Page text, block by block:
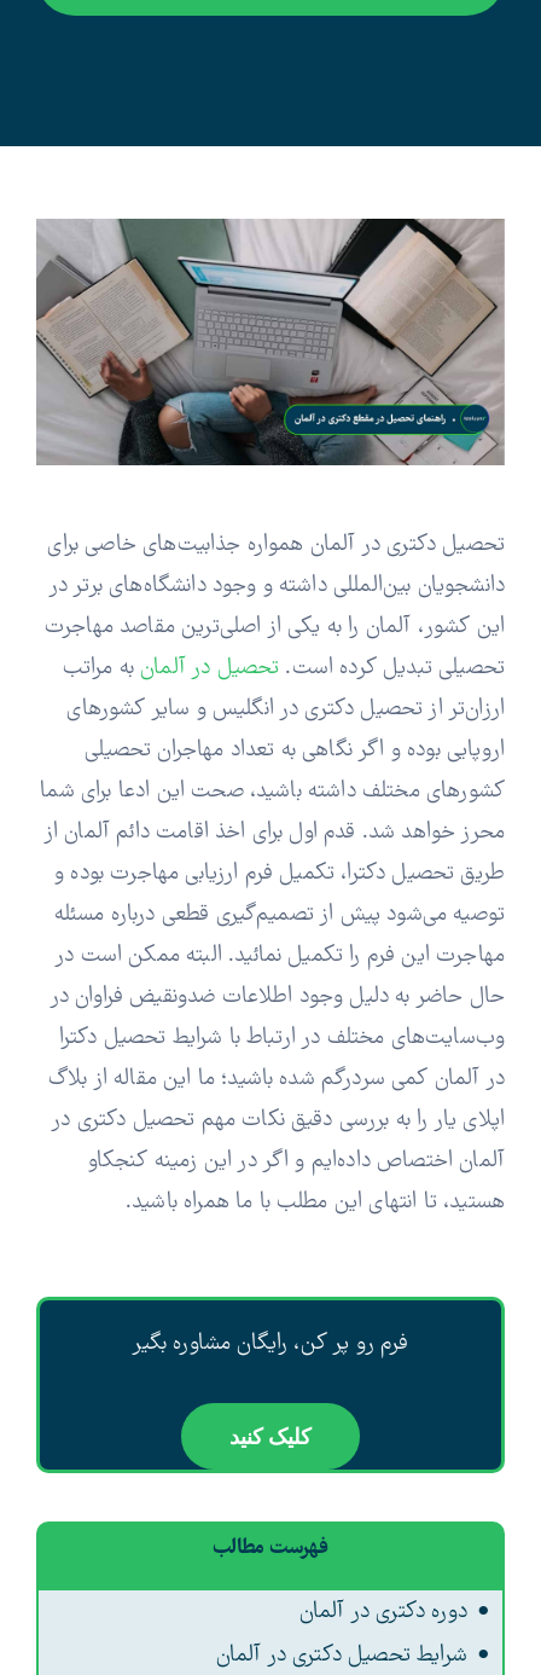
تحصیل دکتری در آلمان همواره جذابیت‌های خاصی برای
دانشجویان بین‌المللی داشته و وجود دانشگاه‌های برتر در
این کشور، آلمان را به یکی از اصلی‌ترین مقاصد مهاجرت
تحصیلی تبدیل کرده است. تحصیل در آلمانبه مراتب
ارزان‌تر از تحصیل دکتری در انگلیس و سایر کشورهای
اروپایی بوده و اگر نگاهی به تعداد مهاجران تحصیلی
کشورهای مختلف داشته باشید، صحت این ادعا برای شما
محرز خواهد شد. قدم اول برای اخذ اقامت دائم آلمان از
طریق تحصیل دکترا، تکمیل فرم ارزیابی مهاجرت بوده و
توصیه می‌شود پیش از تصمیم‌گیری قطعی درباره مسئله
مهاجرت این فرم را تکمیل نمائید. البته ممکن است در
حال حاضر به دلیل وجود اطلاعات ضدونقیض فراوان در
وب‌سایت‌های مختلف در ارتباط با شرایط تحصیل دکترا
در آلمان کمی سردرگم شده باشید؛ ما این مقاله از بلاگ
اپلای یار را به بررسی دقیق نکات مهم تحصیل دکتری در
آلمان اختصاص داده‌ایم و اگر در این زمینه کنجکاو
هستید، تا انتهای این مطلب با ما همراه باشید.
فرم رو پر کن، رایگان مشاوره بگیر
کلیک کنید
فهرست مطالب
دوره دکتری در آلمان
شرایط تحصیل دکتری در آلمان